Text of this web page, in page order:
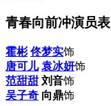
青春向前冲演员表
霍彬 佟梦实饰
唐可儿 袁冰妍饰
范甜甜 刘音饰
吴子奇 向鼎饰